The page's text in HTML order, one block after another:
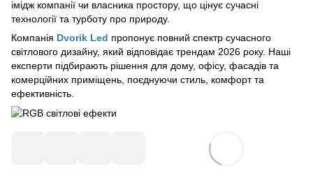
імідж компанії чи власника простору, що цінує сучасні
технології та турботу про природу.
Компанія Dvorik Led пропонує повний спектр сучасного
світлового дизайну, який відповідає трендам 2026 року. Наші
експерти підбирають рішення для дому, офісу, фасадів та
комерційних приміщень, поєднуючи стиль, комфорт та
ефективність.